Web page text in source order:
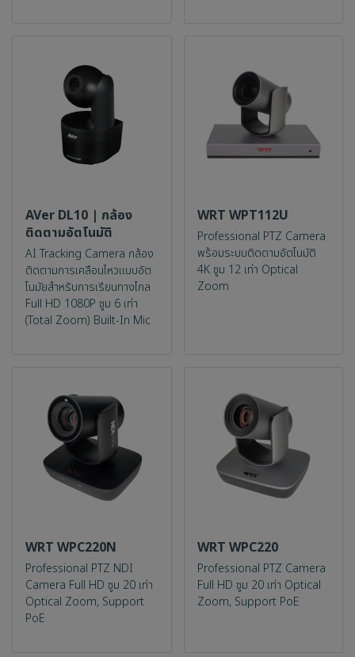
AVer DL10 | กล้อง
ติดตามอัตโนมัติ
AI Tracking Camera กล้อง
ติดตามการเคลือนไหวแบบอัต
โนมัยสำหรับการเรียนทางไกล
Full HD 1080P ซูม 6 เท่า
(Total Zoom) Built-In Mic
WRT WPT112U
Professional PTZ Camera
พร้อมระบบติดตามอัตโนมัติ
4K ซูม 12 เท่า Optical
Zoom
WRT WPC220N
Professional PTZ NDI
Camera Full HD ซูม 20 เท่า
Optical Zoom, Support
PoE
WRT WPC220
Professional PTZ Camera
Full HD ซูม 20 เท่า Optical
Zoom, Support PoE